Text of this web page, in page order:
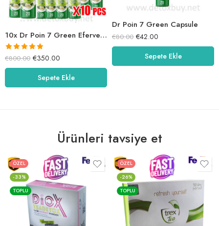
Dr Poin 7 Green Capsule
€80.00 €42.00
Sepete Ekle
10x Dr Poin 7 Green Efervesan Tablet
5 üzerinden
5.00oy aldı
€800.00 €350.00
Sepete Ekle
Ürünleri tavsiye et
ÖZEL
-33%
TOPLU
ÖZEL
-26%
TOPLU